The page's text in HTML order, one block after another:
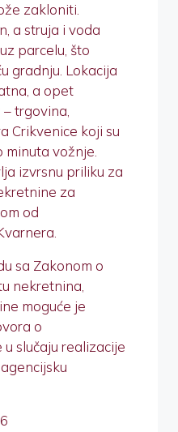
zakloniti.
a struja i voda
parcelu, što
gradnju. Lokacija
a opet
trgovina,
Crikvenice koji su
minuta vožnje.
izvrsnu priliku za
za
od
sa Zakonom o
nekretnina,
moguće je
o
slučaju realizacije